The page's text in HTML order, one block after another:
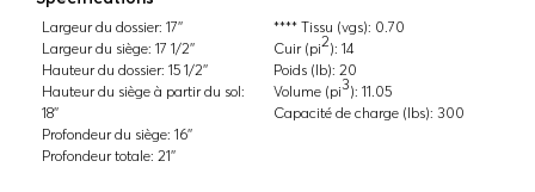
Largeur du dossier: 17''
Largeur du siège: 17 1/2''
Hauteur du dossier: 15 1/2''
Hauteur du siège à partir du sol:
18''
Profondeur du siège: 16''
Profondeur totale: 21''
**** Tissu (vgs): 0.70
Cuir (pi2): 14
Poids (lb): 20
Volume (pi3): 11.05
Capacité de charge (lbs): 300